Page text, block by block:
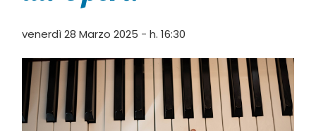
venerdì 28 Marzo 2025 - h. 16:30